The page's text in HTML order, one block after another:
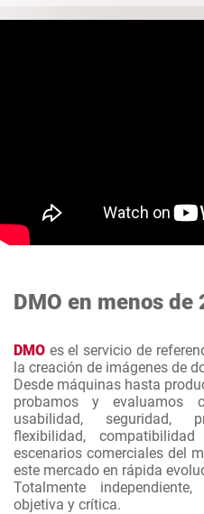
DMO en menos de
DMO es el servicio de
la creación de imágenes de
Desde máquinas hasta
probamos y evaluamos
usabilidad, seguridad,
flexibilidad,
escenarios comerciales del
este mercado en rápida
Totalmente
objetiva y crítica.